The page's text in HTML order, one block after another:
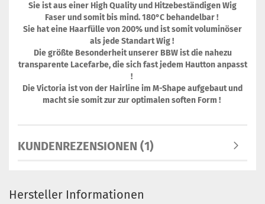
Sie ist aus einer High Quality und Hitzebeständigen Wig
Faser und somit bis mind. 180°C behandelbar !
Sie hat eine Haarfülle von 200% und ist somit voluminöser
als jede Standart Wig !
Die größte Besonderheit unserer BBW ist die nahezu
transparente Lacefarbe, die sich fast jedem Hautton anpasst
!
Die Victoria ist von der Hairline im M-Shape aufgebaut und
macht sie somit zur zur optimalen soften Form !
KUNDENREZENSIONEN (1)
Hersteller Informationen